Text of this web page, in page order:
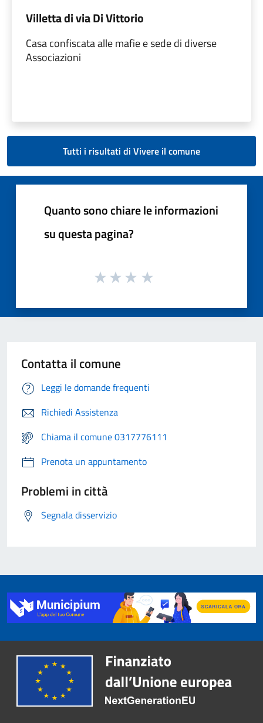
Villetta di via Di Vittorio
Casa confiscata alle mafie e sede di diverse
Associazioni
Tutti i risultati di Vivere il comune
Quanto sono chiare le informazioni
su questa pagina?
Contatta il comune
Leggi le domande frequenti
Richiedi Assistenza
Chiama il comune 0317776111
Prenota un appuntamento
Problemi in città
Segnala disservizio